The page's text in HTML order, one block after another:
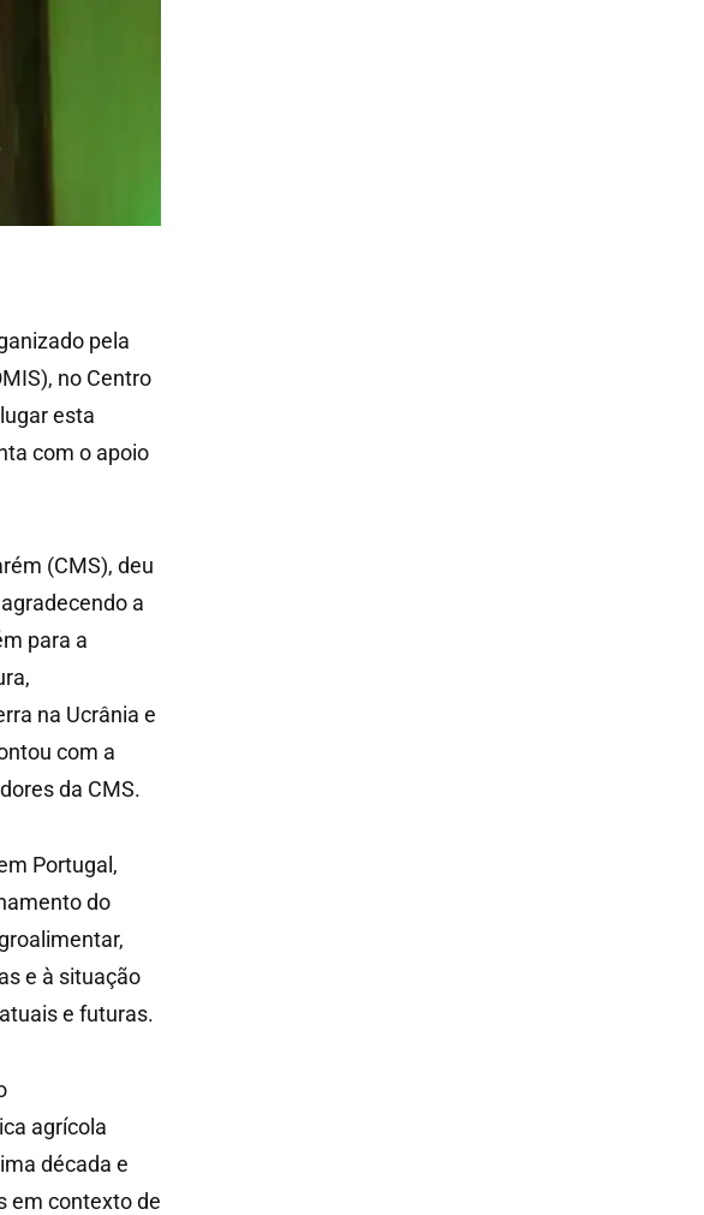
pela
no Centro
esta
com o apoio
(CMS), deu
a
para a
na Ucrânia e
com a
da CMS.
Portugal,
do
e à situação
e futuras.
agrícola
década e
em contexto de